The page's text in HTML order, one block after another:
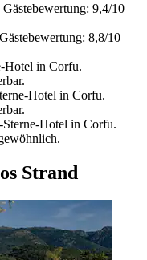
9,4/10 —
8,8/10 —
in Corfu.
Hotel in Corfu.
Hotel in Corfu.
Strand